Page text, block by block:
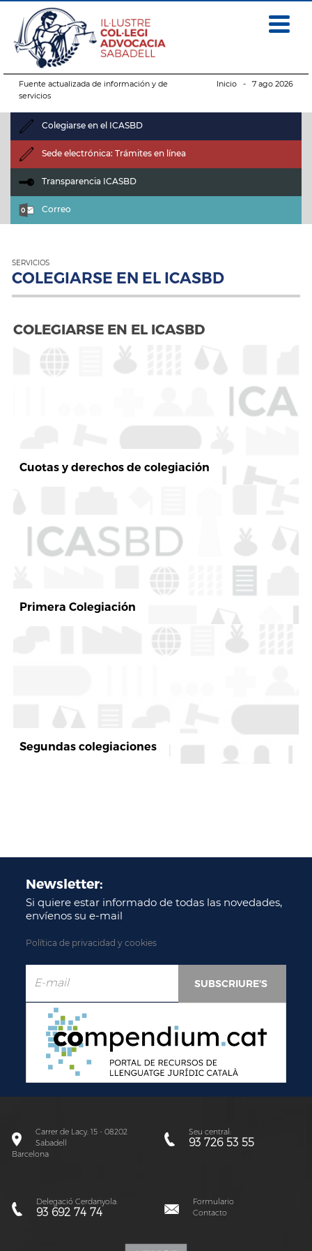
Fuente actualizada de información y de
servicios
Inicio- 7 ago 2026
Colegiarse en el ICASBD
Sede electrónica: Trámites en línea
Transparencia ICASBD
Correo
SERVICIOS
COLEGIARSE EN EL ICASBD
COLEGIARSE EN EL ICASBD
Cuotas y derechos de colegiación
Primera Colegiación
Segundas colegiaciones
Newsletter:
Si quiere estar informado de todas las novedades,
envíenos su e-mail
Política de privacidad y cookies
Carrer de Lacy, 15 - 08202
Sabadell
Barcelona
Seu central:
93 726 53 55
Delegació Cerdanyola:
93 692 74 74
Formulario
Contacto